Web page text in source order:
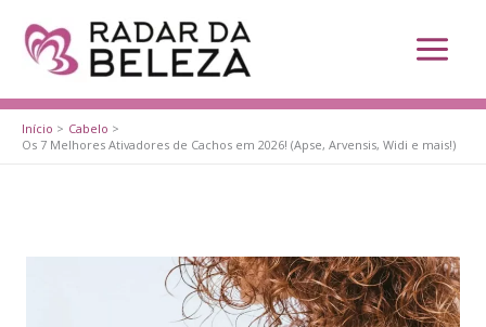
para
conteúdo
Início
Cabelo
Os 7 Melhores Ativadores de Cachos em 2026! (Apse, Arvensis, Widi e mais!)